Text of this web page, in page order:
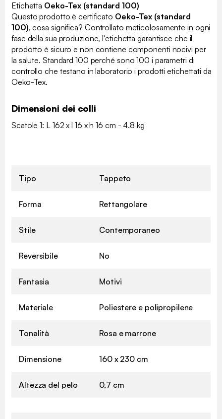
Etichetta Oeko-Tex (standard 100)
Questo prodotto è certificato Oeko-Tex (standard
100), cosa significa? Controllato meticolosamente in ogni
fase della sua produzione, l'etichetta garantisce che il
prodotto è sicuro e non contiene componenti nocivi per
la salute. Standard 100 perché sono 100 i parametri di
controllo che testano in laboratorio i prodotti etichettati da
Oeko-Tex.
Dimensioni dei colli
Scatole 1: L 162 x l 16 x h 16 cm - 4.8 kg
Tipo Tappeto
Forma Rettangolare
Stile Contemporaneo
Reversibile No
Fantasia Motivi
Materiale Poliestere e polipropilene
Tonalità Rosa e marrone
Dimensione 160 x 230 cm
Altezza del pelo 0,7 cm